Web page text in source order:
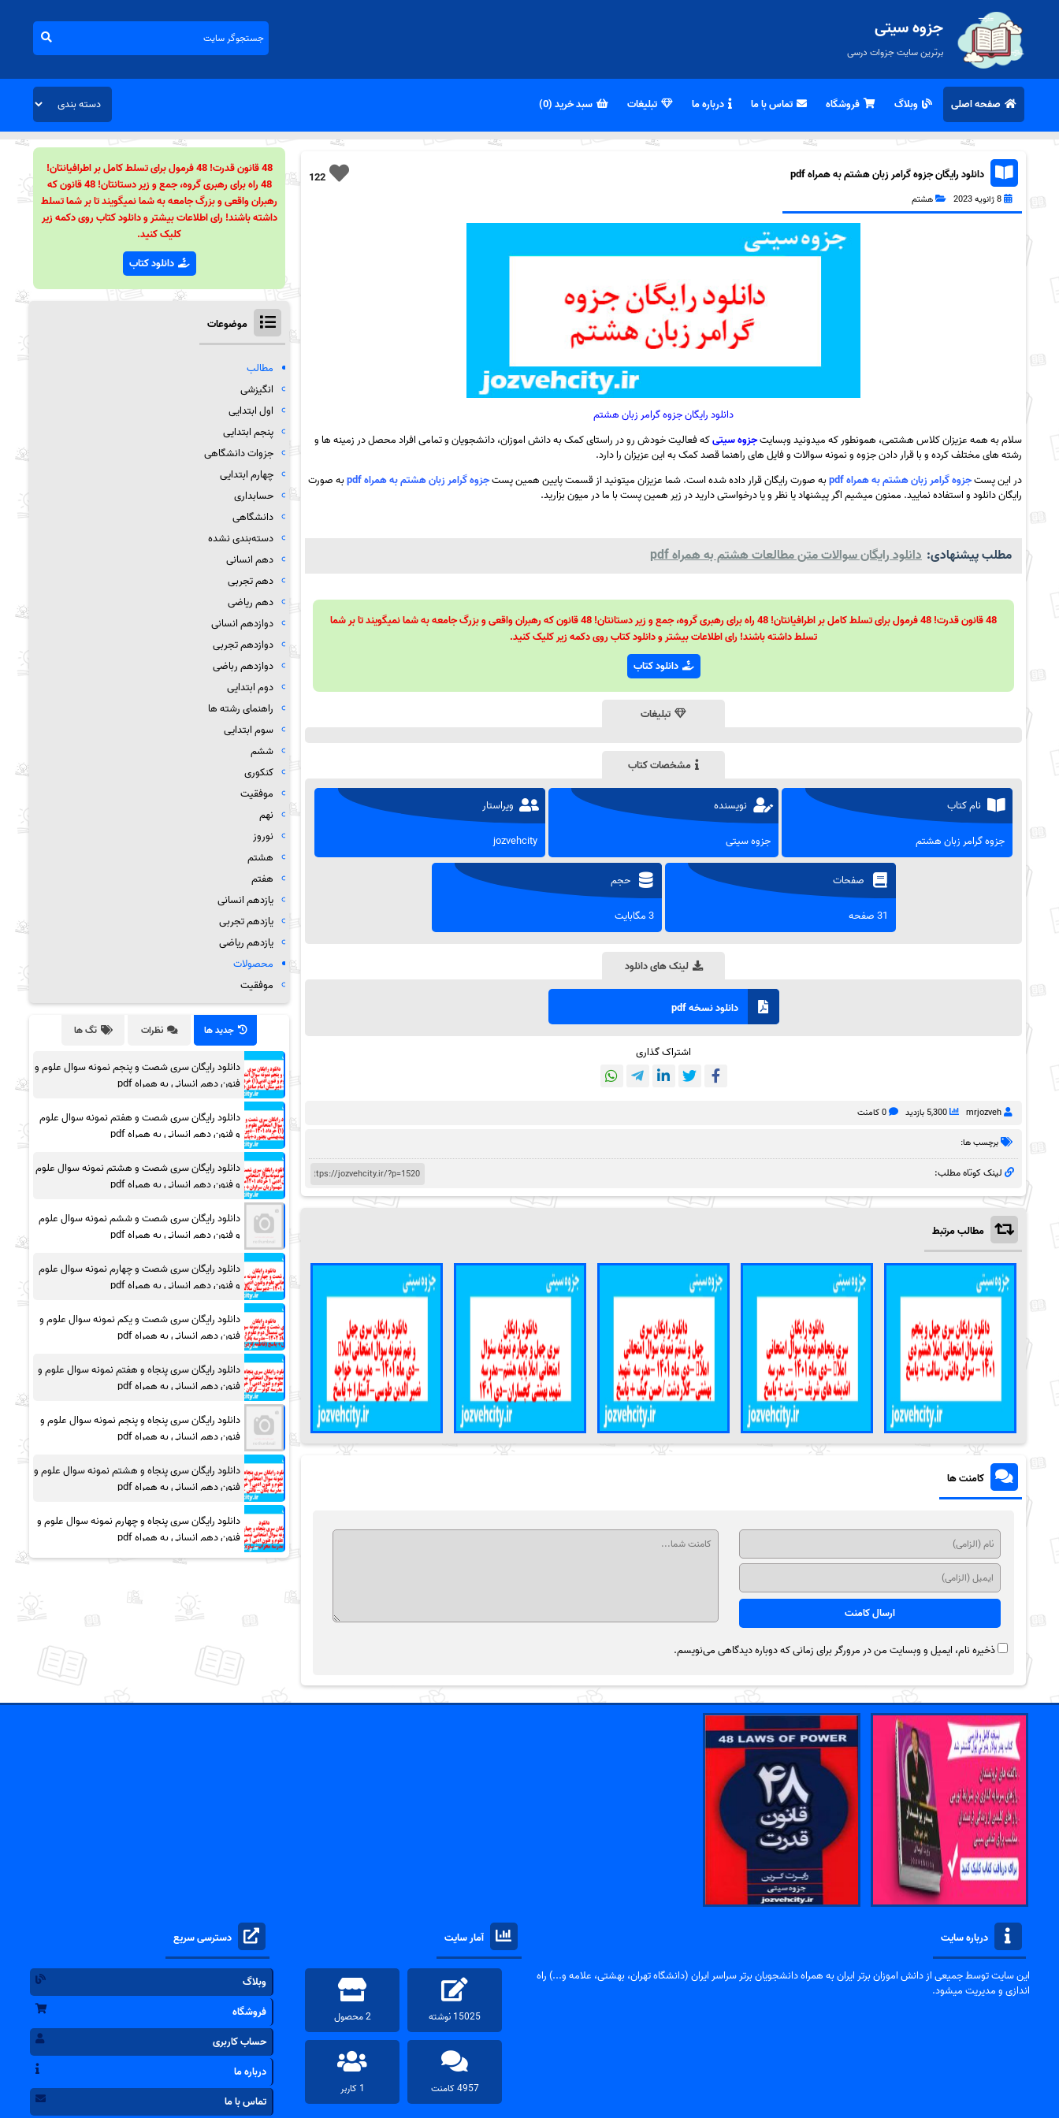
جزوه سیتی
برترین سایت جزوات درسی
صفحه اصلی وبلاگ فروشگاه تماس با ما درباره ما تبلیغات سبد خرید (0)
122 دانلود رایگان جزوه گرامر زبان هشتم به همراه pdf
8 ژانویه 2023 هشتم
دانلود رایگان جزوه گرامر زبان هشتم
سلام به همه عزیزان کلاس هشتمی، همونطور که میدونید وبسایتجزوه سیتیکه فعالیت خودش رو در راستای کمک به دانش اموزان، دانشجویان و تمامی افراد محصل در زمینه ها و
رشته های مختلف کرده و با قرار دادن جزوه و نمونه سوالات و فایل های راهنما قصد کمک به این عزیزان را دارد.
در این پستجزوه گرامر زبان هشتم به همراه pdf به صورت رایگان قرار داده شده است. شما عزیزان میتونید از قسمت پایین همین پستجزوه گرامر زبان هشتم به همراه pdf
به صورت
رایگان دانلود و استفاده نمایید. ممنون میشیم اگر پیشنهاد یا نظر و یا درخواستی دارید در زیر همین پست با ما در میون بزارید.
مطلب پیشنهادی: دانلود رایگان سوالات متن مطالعات هشتم به همراه pdf
48 قانون قدرت! 48 فرمول برای تسلط کامل بر اطرافیانتان! 48 راه برای رهبری گروه، جمع و زیر دستانتان! 48 قانون که رهبران واقعی و بزرگ جامعه به شما نمیگویند تا بر شما
تسلط داشته باشند! رای اطلاعات بیشتر و دانلود کتاب روی دکمه زیر کلیک کنید.
دانلود کتاب
تبلیغات
مشخصات کتاب
نام کتاب
جزوه گرامر زبان هشتم
نویسنده
جزوه سیتی
ویراستار
jozvehcity
صفحات
31 صفحه
حجم
3 مگابایت
لینک های دانلود
دانلود نسخه pdf
اشتراک گذاری
mrjozveh 5,300 بازدید 0 کامنت
برچسب ها:
لینک کوتاه مطلب:
مطالب مرتبط
کامنت ها
ذخیره نام، ایمیل و وبسایت من در مرورگر برای زمانی که دوباره دیدگاهی می‌نویسم.
48 قانون قدرت! 48 فرمول برای تسلط کامل بر اطرافیانتان!
48 راه برای رهبری گروه، جمع و زیر دستانتان! 48 قانون که
رهبران واقعی و بزرگ جامعه به شما نمیگویند تا بر شما تسلط
داشته باشند! رای اطلاعات بیشتر و دانلود کتاب روی دکمه زیر
کلیک کنید.
دانلود کتاب
موضوعات
مطالب
انگیزشی
اول ابتدایی
پنجم ابتدایی
جزوات دانشگاهی
چهارم ابتدایی
حسابداری
دانشگاهی
دسته‌بندی نشده
دهم انسانی
دهم تجربی
دهم ریاضی
دوازدهم انسانی
دوازدهم تجربی
دوازدهم رباضی
دوم ابتدایی
راهنمای رشته ها
سوم ابتدایی
ششم
کنکوری
موفقیت
نهم
نوروز
هشتم
هفتم
یازدهم انسانی
یازدهم تجربی
یازدهم ریاضی
محصولات
موفقیت
جدید ها نظرات تگ ها
دانلود رایگان سری شصت و پنجم نمونه سوال علوم و
فنون دهم انسانی به همراه pdf
دانلود رایگان سری شصت و هفتم نمونه سوال علوم
و فنون دهم انسانی به همراه pdf
دانلود رایگان سری شصت و هشتم نمونه سوال علوم
و فنون دهم انسانی به همراه pdf
دانلود رایگان سری شصت و ششم نمونه سوال علوم
و فنون دهم انسانی به همراه pdf
دانلود رایگان سری شصت و چهارم نمونه سوال علوم
و فنون دهم انسانی به همراه pdf
دانلود رایگان سری شصت و یکم نمونه سوال علوم و
فنون دهم انسانی به همراه pdf
دانلود رایگان سری پنجاه و هفتم نمونه سوال علوم و
فنون دهم انسانی به همراه pdf
دانلود رایگان سری پنجاه و پنجم نمونه سوال علوم و
فنون دهم انسانی به همراه pdf
دانلود رایگان سری پنجاه و هشتم نمونه سوال علوم و
فنون دهم انسانی به همراه pdf
دانلود رایگان سری پنجاه و چهارم نمونه سوال علوم و
فنون دهم انسانی به همراه pdf
درباره سایت
این سایت توسط جمیعی از دانش اموزان برتر ایران به همراه دانشجویان برتر سراسر ایران (دانشگاه تهران، بهشتی، علامه و...) راه
اندازی و مدیریت میشود.
آمار سایت
15025 نوشته 2 محصول
4957 کامنت 1 کاربر
دسترسی سریع
وبلاگ
فروشگاه
حساب کاربری
درباره ما
تماس با ما